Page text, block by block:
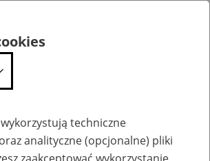
techniczne
analityczne (opcjonalne) pliki